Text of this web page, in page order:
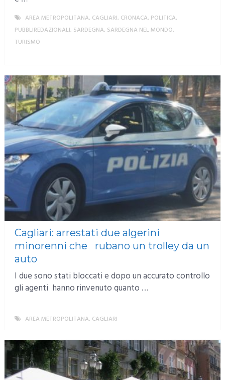
AREA METROPOLITANA, CAGLIARI, CRONACA, POLITICA,
PUBBLIREDAZIONALI, SARDEGNA, SARDEGNA NEL MONDO,
TURISMO
Cagliari: arrestati due algerini
minorenni che rubano un trolley da un
auto
I due sono stati bloccati e dopo un accurato controllo
gli agenti hanno rinvenuto quanto …
AREA METROPOLITANA, CAGLIARI